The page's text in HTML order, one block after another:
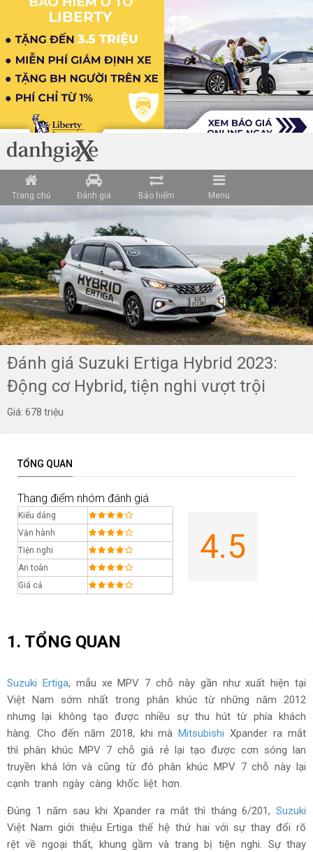
Trang chủ Đánh giá Bảo hiểm Menu
Đánh giá Suzuki Ertiga Hybrid 2023:
Động cơ Hybrid, tiện nghi vượt trội
Giá: 678 triệu
TỔNG QUAN
Thang điểm nhóm đánh giá
Kiểu dáng
Vận hành
Tiện nghi
An toàn
Giá cả
4.5
1. TỔNG QUAN
Suzuki Ertiga, mẫu xe MPV 7 chỗ này gần như xuất hiện tại
Việt Nam sớm nhất trong phân khúc từ những năm 2012
nhưng lại không tạo được nhiều sự thu hút từ phía khách
hàng. Cho đến năm 2018, khi màMitsubishi Xpander ra mắt
thì phân khúc MPV 7 chỗ giá rẻ lại tạo được cơn sóng lan
truyền khá lớn và cũng từ đó phân khúc MPV 7 chỗ này lại
cạnh tranh ngày càng khốc liệt hơn.
Đúng 1 năm sau khi Xpander ra mắt thì tháng 6/201, Suzuki
Việt Nam giới thiệu Ertiga thế hệ thứ hai với sự thay đổi rõ
rệt về ngoại thất, khung gầm và trang bị tiện nghi. Sự thay
Loading data ...